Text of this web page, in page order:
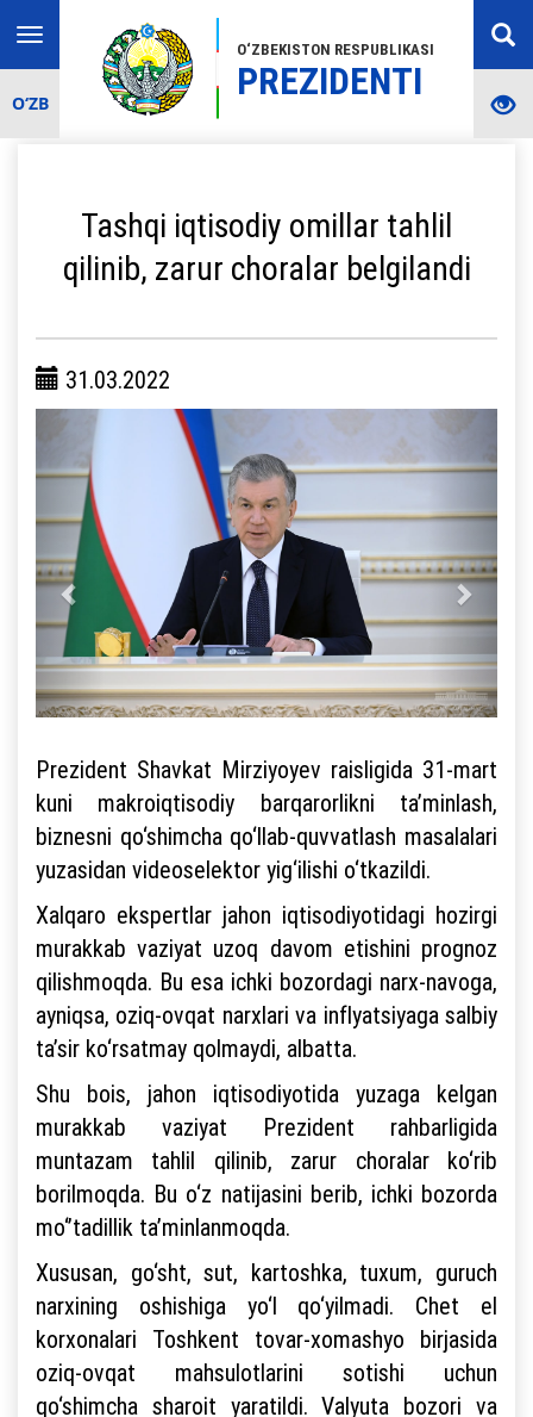
O‘ZBEKISTON RESPUBLIKASI
PREZIDENTI
Toggle
navigation
O‘ZB
Tashqi iqtisodiy omillar tahlil
qilinib, zarur choralar belgilandi
31.03.2022
Prezident Shavkat Mirziyoyev raisligida 31-mart
kuni makroiqtisodiy barqarorlikni ta’minlash,
biznesni qo‘shimcha qo‘llab-quvvatlash masalalari
yuzasidan videoselektor yig‘ilishi o‘tkazildi.
Xalqaro ekspertlar jahon iqtisodiyotidagi hozirgi
murakkab vaziyat uzoq davom etishini prognoz
qilishmoqda. Bu esa ichki bozordagi narx-navoga,
ayniqsa, oziq-ovqat narxlari va inflyatsiyaga salbiy
ta’sir ko‘rsatmay qolmaydi, albatta.
Shu bois, jahon iqtisodiyotida yuzaga kelgan
murakkab vaziyat Prezident rahbarligida
muntazam tahlil qilinib, zarur choralar ko‘rib
borilmoqda. Bu o‘z natijasini berib, ichki bozorda
mo‘’tadillik ta’minlanmoqda.
Xususan, go‘sht, sut, kartoshka, tuxum, guruch
narxining oshishiga yo‘l qo‘yilmadi. Chet el
korxonalari Toshkent tovar-xomashyo birjasida
oziq-ovqat mahsulotlarini sotishi uchun
qo‘shimcha sharoit yaratildi. Valyuta bozori va